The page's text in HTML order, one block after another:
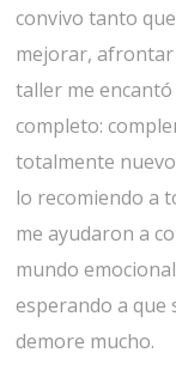
convivo tanto
mejorar, afrontar
taller me
completo:
totalmente
lo recomiendo a
me ayudaron a
mundo
esperando a que
demore mucho.